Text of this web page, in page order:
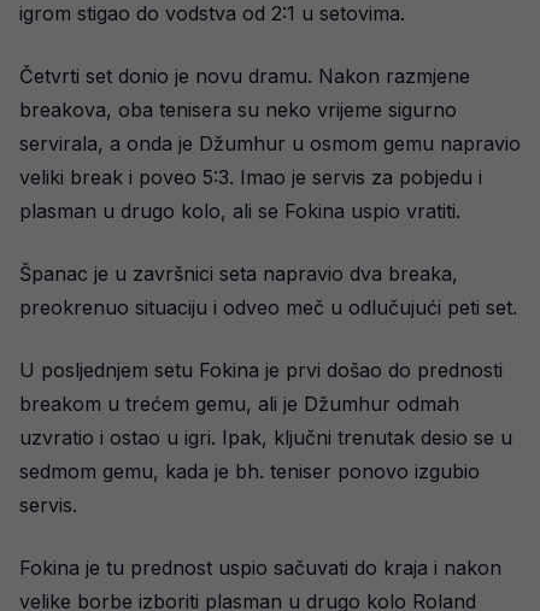
igrom stigao do vodstva od 2:1 u setovima.
Četvrti set donio je novu dramu. Nakon razmjene
breakova, oba tenisera su neko vrijeme sigurno
servirala, a onda je Džumhur u osmom gemu napravio
veliki break i poveo 5:3. Imao je servis za pobjedu i
plasman u drugo kolo, ali se Fokina uspio vratiti.
Španac je u završnici seta napravio dva breaka,
preokrenuo situaciju i odveo meč u odlučujući peti set.
U posljednjem setu Fokina je prvi došao do prednosti
breakom u trećem gemu, ali je Džumhur odmah
uzvratio i ostao u igri. Ipak, ključni trenutak desio se u
sedmom gemu, kada je bh. teniser ponovo izgubio
servis.
Fokina je tu prednost uspio sačuvati do kraja i nakon
velike borbe izboriti plasman u drugo kolo Roland